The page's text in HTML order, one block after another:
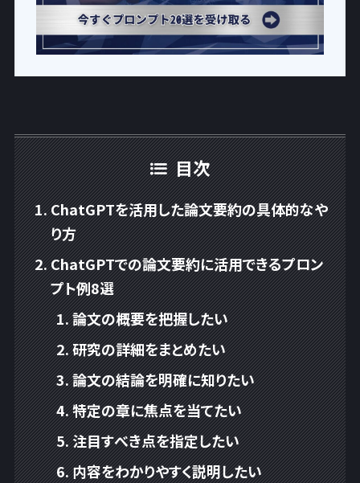
目次
ChatGPTを活用した論文要約の具体的なや
り方
ChatGPTでの論文要約に活用できるプロン
プト例8選
論文の概要を把握したい
研究の詳細をまとめたい
論文の結論を明確に知りたい
特定の章に焦点を当てたい
注目すべき点を指定したい
内容をわかりやすく説明したい